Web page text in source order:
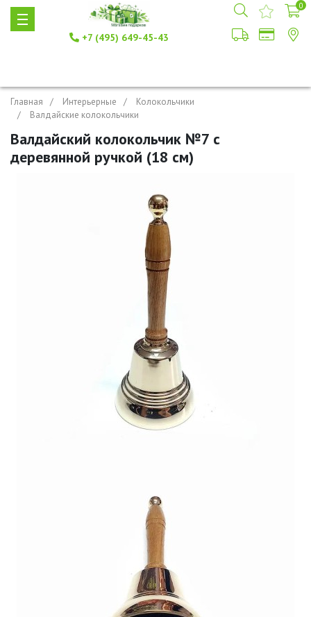
+7 (495) 649-45-43
0
Главная Интерьерные
Колокольчики
Валдайские колокольчики
Валдайский колокольчик №7 с
деревянной ручкой (18 см)